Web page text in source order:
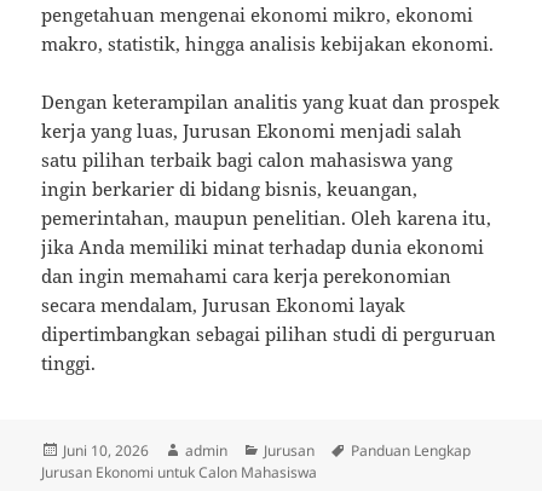
pengetahuan mengenai ekonomi mikro, ekonomi
makro, statistik, hingga analisis kebijakan ekonomi.
Dengan keterampilan analitis yang kuat dan prospek
kerja yang luas, Jurusan Ekonomi menjadi salah
satu pilihan terbaik bagi calon mahasiswa yang
ingin berkarier di bidang bisnis, keuangan,
pemerintahan, maupun penelitian. Oleh karena itu,
jika Anda memiliki minat terhadap dunia ekonomi
dan ingin memahami cara kerja perekonomian
secara mendalam, Jurusan Ekonomi layak
dipertimbangkan sebagai pilihan studi di perguruan
tinggi.
Diposkan
pada
Juni 10, 2026 Penulis
admin Kategori
Jurusan Tag
Panduan Lengkap
Jurusan Ekonomi untuk Calon Mahasiswa